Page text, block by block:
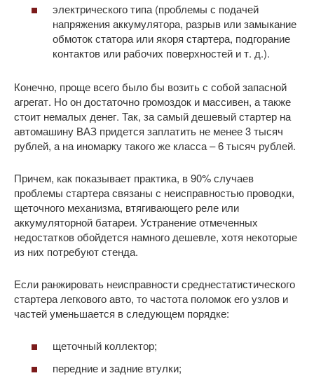
электрического типа (проблемы с подачей
напряжения аккумулятора, разрыв или замыкание
обмоток статора или якоря стартера, подгорание
контактов или рабочих поверхностей и т. д.).
Конечно, проще всего было бы возить с собой запасной
агрегат. Но он достаточно громоздок и массивен, а также
стоит немалых денег. Так, за самый дешевый стартер на
автомашину ВАЗ придется заплатить не менее 3 тысяч
рублей, а на иномарку такого же класса – 6 тысяч рублей.
Причем, как показывает практика, в 90% случаев
проблемы стартера связаны с неисправностью проводки,
щеточного механизма, втягивающего реле или
аккумуляторной батареи. Устранение отмеченных
недостатков обойдется намного дешевле, хотя некоторые
из них потребуют стенда.
Если ранжировать неисправности среднестатистического
стартера легкового авто, то частота поломок его узлов и
частей уменьшается в следующем порядке:
щеточный коллектор;
передние и задние втулки;